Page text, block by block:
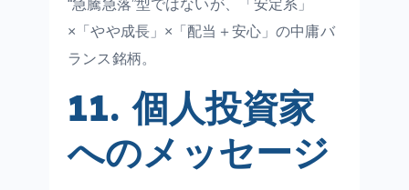
“急騰急落”型ではないが、「安定系」
×「やや成長」×「配当＋安心」の中庸バ
ランス銘柄。
11. 個人投資家
へのメッセージ